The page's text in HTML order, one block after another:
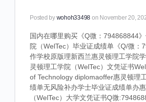
Posted by wohoh33498 on November 20,
国内在哪里购买《Q微：794868844
院（WelTec）毕业证成绩单《Q/微：
作学校原版理新西兰惠灵顿理工学院
灵顿理工学院（WelTec）文凭证书
of Technology diplomaoffer惠灵顿理
绩单无风险补办学士毕业证成绩单办
（WelTec）大学文凭证书Q微